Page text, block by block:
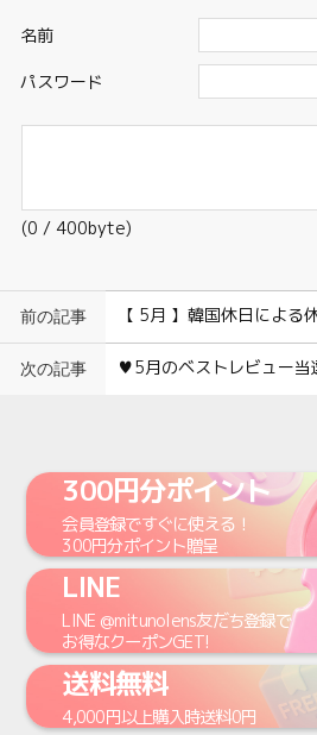
名前
パスワード
(0 / 400byte)
前の記事 【 5月 】韓国休日による
次の記事 ♥5月のベストレビュー
300円分ポイント
会員登録ですぐに使える！
300円分ポイント贈呈
LINE
LINE @mitunolens友だち登録で
お得なクーポンGET!
送料無料
4,000円以上購入時送料0円